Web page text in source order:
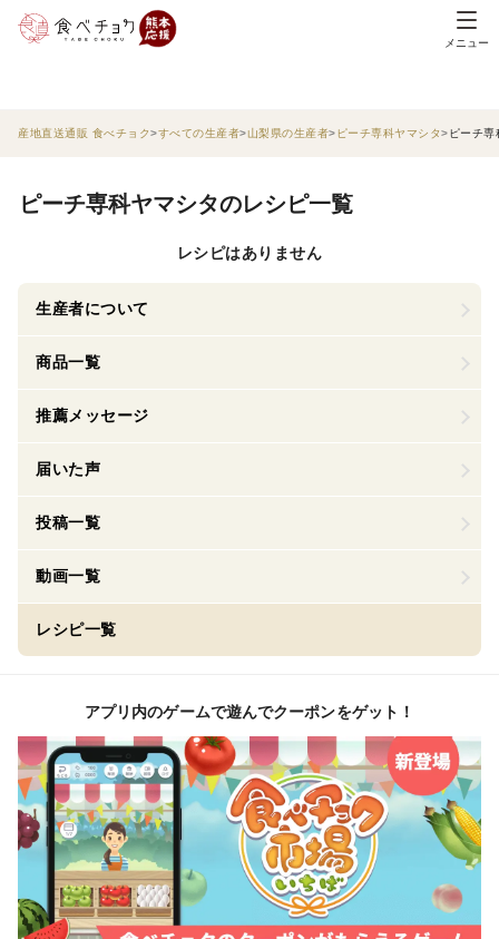
メニュー
産地直送通販 食べチョク すべての生産者 山梨県の生産者 ピーチ専科ヤマシタ ピーチ専
ピーチ専科ヤマシタのレシピ一覧
レシピはありません
生産者について
商品一覧
推薦メッセージ
届いた声
投稿一覧
動画一覧
レシピ一覧
アプリ内のゲームで遊んでクーポンをゲット！